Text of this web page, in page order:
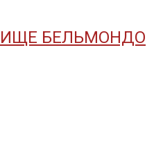
БЕЛЬМОНДО